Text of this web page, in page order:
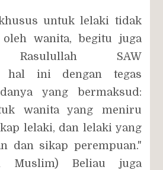
untuk lelaki tidak
wanita, begitu juga
Rasulullah SAW
hal ini dengan tegas
yang bermaksud:
wanita yang meniru
lelaki, dan lelaki yang
dan sikap perempuan."
Muslim) Beliau juga